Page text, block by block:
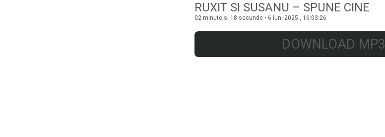
RUXIT SI SUSANU – SPUNE CINE
02 minute si 18 secunde • 6 iun. 2025 , 16:03:26
DOWNLOAD MP3